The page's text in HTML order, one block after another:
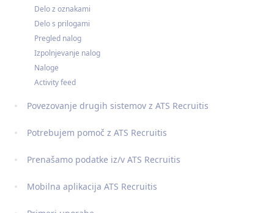
Delo z oznakami
Delo s prilogami
Pregled nalog
Izpolnjevanje nalog
Naloge
Activity feed
Povezovanje drugih sistemov z ATS Recruitis
Potrebujem pomoč z ATS Recruitis
Prenašamo podatke iz/v ATS Recruitis
Mobilna aplikacija ATS Recruitis